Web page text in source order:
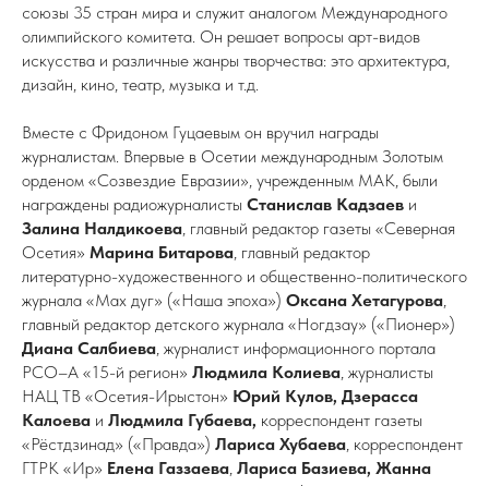
союзы 35 стран мира и служит аналогом Международного
олимпийского комитета. Он решает вопросы арт-видов
искусства и различные жанры творчества: это архитектура,
дизайн, кино, театр, музыка и т.д.
Вместе с Фридоном Гуцаевым он вручил награды
журналистам. Впервые в Осетии международным Золотым
орденом «Созвездие Евразии», учрежденным МАК, были
награждены радиожурналисты Станислав Кадзаев и
Залина Налдикоева, главный редактор газеты «Северная
Осетия» Марина Битарова, главный редактор
литературно-художественного и общественно-политического
журнала «Мах дуг» («Наша эпоха») Оксана Хетагурова,
главный редактор детского журнала «Ногдзау» («Пионер»)
Диана Салбиева, журналист информационного портала
РСО–А «15-й регион» Людмила Колиева, журналисты
НАЦ ТВ «Осетия-Ирыстон» Юрий Кулов, Дзерасса
Калоева и Людмила Губаева, корреспондент газеты
«Рёстдзинад» («Правда») Лариса Хубаева, корреспондент
ГТРК «Ир» Елена Газзаева, Лариса Базиева, Жанна